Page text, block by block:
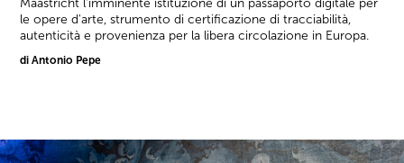
Maastricht l'imminente istituzione di un passaporto digitale per
le opere d'arte, strumento di certificazione di tracciabilità,
autenticità e provenienza per la libera circolazione in Europa.
di Antonio Pepe